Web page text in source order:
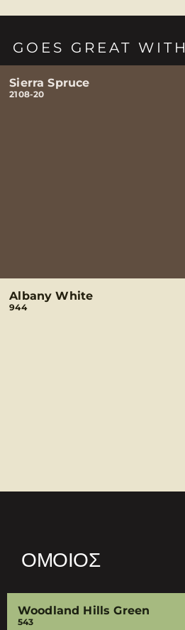
GOES GREAT WITH
Sierra Spruce
2108-20
Albany White
944
ΌΜΟΙΟΣ
Woodland Hills Green
543